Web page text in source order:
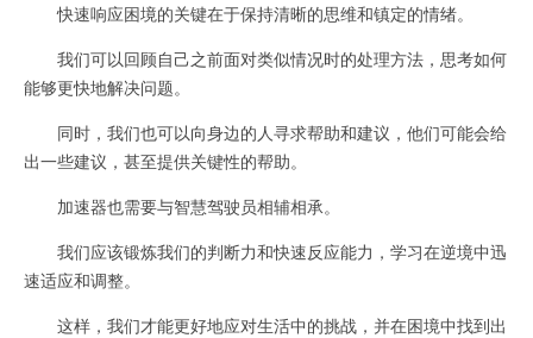
快速响应困境的关键在于保持清晰的思维和镇定的情绪。
我们可以回顾自己之前面对类似情况时的处理方法，思考如何
能够更快地解决问题。
同时，我们也可以向身边的人寻求帮助和建议，他们可能会给
出一些建议，甚至提供关键性的帮助。
加速器也需要与智慧驾驶员相辅相承。
我们应该锻炼我们的判断力和快速反应能力，学习在逆境中迅
速适应和调整。
这样，我们才能更好地应对生活中的挑战，并在困境中找到出